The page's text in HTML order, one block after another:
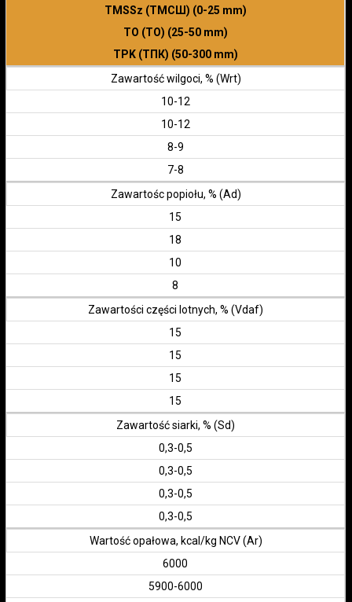
TMSSz (ТМСШ) (0-25 mm)
TO (ТО) (25-50 mm)
TPK (ТПК) (50-300 mm)
Zawartość wilgoci, % (Wrt)
10-12
10-12
8-9
7-8
Zawartośc popiołu, % (Ad)
15
18
10
8
Zawartości części lotnych, % (Vdaf)
15
15
15
15
Zawartość siarki, % (Sd)
0,3-0,5
0,3-0,5
0,3-0,5
0,3-0,5
Wartość opałowa, kcal/kg NCV (Ar)
6000
5900-6000